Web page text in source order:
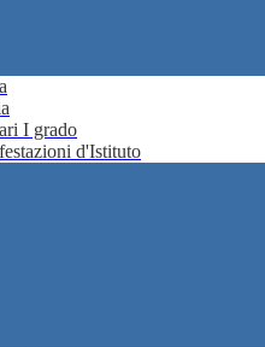
I grado
d'Istituto